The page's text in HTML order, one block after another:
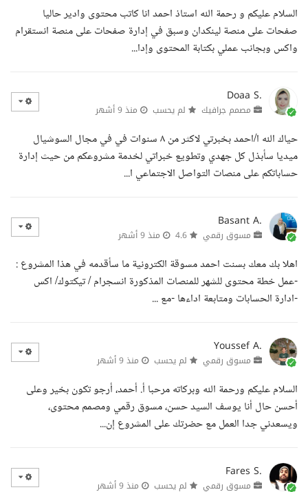
السلام عليكم و رحمة الله استاذ احمد انا كاتب محتوى وادير حاليا
صفحات على منصة لينكدان وسبق في إدارة صفحات على منصة انستقرام
واكس وبجانب عملي بكتابة المحتوى وإدا...
Doaa S.
مصمم جرافيك لم يحسب منذ 9 أشهر
حياك الله ا/احمد بخبرتي لاكثر من ٨ سنوات في في مجال السوشيال
ميديا سأبذل كل جهدي وتطويع خبراتي لخدمة مشروعكم من حيث إدارة
حساباتكم على منصات التواصل الاجتماعي ا...
Basant A.
مسوق رقمي منذ 9 أشهر
اهلا بك معك بسنت احمد مسوقة الكترونية ما سأقدمه في هذا المشروع :
-عمل خطة محتوى للشهر للمنصات المذكورة انسجرام / تيكتوك/ اكس
-ادارة الحسابات ومتابعة اداءها -مع ...
Youssef A.
مسوق رقمي لم يحسب منذ 9 أشهر
السلام عليكم ورحمة الله وبركاته مرحبا أ. أحمد، أرجو تكون بخير وعلى
أحسن حال أنا يوسف السيد حسن، مسوق رقمي ومصمم محتوى،
ويسعدني جدا العمل مع حضرتك على المشروع إن...
Fares S.
مسوق رقمي لم يحسب منذ 9 أشهر